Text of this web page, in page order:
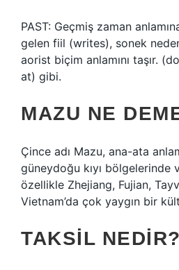
PAST: Geçmiş zaman
gelen fiil (writes), sonek
aorist biçim anlamını taşır.
at) gibi.
MAZU NE
Çince adı Mazu, ana-ata
güneydoğu kıyı bölgelerinde
özellikle Zhejiang, Fujian,
Vietnam’da çok yaygın bir
TAKSIL NEDIR?